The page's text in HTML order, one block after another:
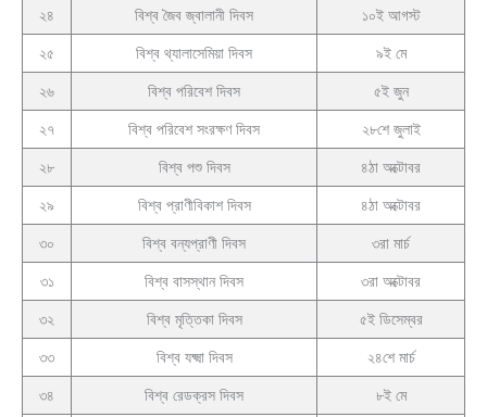
২৪ বিশ্ব জৈব জ্বালানী দিবস ১০ই আগস্ট
২৫ বিশ্ব থ্যালাসেমিয়া দিবস ৯ই মে
২৬ বিশ্ব পরিবেশ দিবস ৫ই জুন
২৭ বিশ্ব পরিবেশ সংরক্ষণ দিবস ২৮শে জুলাই
২৮ বিশ্ব পশু দিবস ৪ঠা অক্টোবর
২৯ বিশ্ব প্রাণীবিকাশ দিবস ৪ঠা অক্টোবর
৩০ বিশ্ব বন্যপ্রাণী দিবস ৩রা মার্চ
৩১ বিশ্ব বাসস্থান দিবস ৩রা অক্টোবর
৩২ বিশ্ব মৃত্তিকা দিবস ৫ই ডিসেম্বর
৩৩ বিশ্ব যক্ষ্মা দিবস ২৪শে মার্চ
৩৪ বিশ্ব রেডক্রস দিবস ৮ই মে